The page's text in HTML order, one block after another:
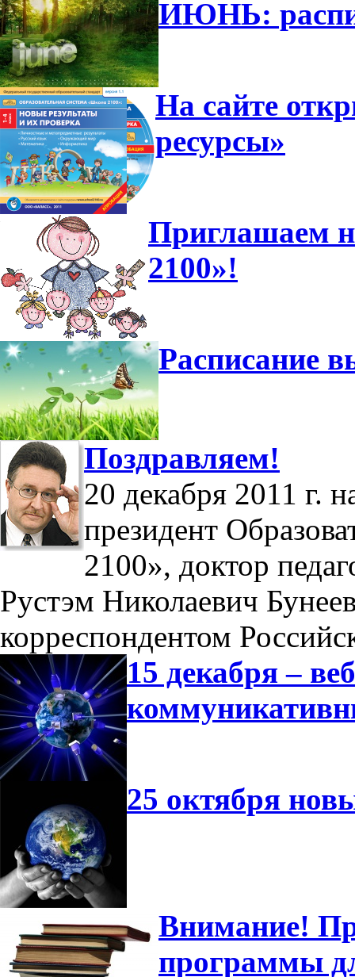
ИЮНЬ:
На сайте
ресурсы»
Приглашаем
2100»!
Расписание
Поздравляем!
20 декабря 2011 г.
президент
2100», доктор
Рустэм Николаевич
корреспондентом
15 декабря –
25 октября
Внимание!
программы